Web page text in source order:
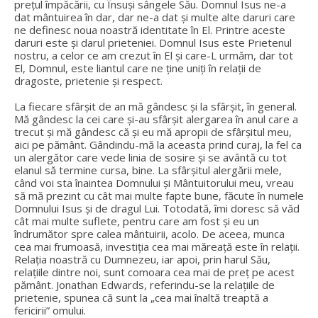
prețul împăcării, cu Însuși sângele Său. Domnul Isus ne-a
dat mântuirea în dar, dar ne-a dat și multe alte daruri care
ne definesc noua noastră identitate în El. Printre aceste
daruri este și darul prieteniei. Domnul Isus este Prietenul
nostru, a celor ce am crezut în El și care-L urmăm, dar tot
El, Domnul, este liantul care ne ține uniți în relații de
dragoste, prietenie și respect.
La fiecare sfârșit de an mă gândesc și la sfârșit, în general.
Mă gândesc la cei care și-au sfârșit alergarea în anul care a
trecut și mă gândesc că și eu mă apropii de sfârșitul meu,
aici pe pământ. Gândindu-mă la aceasta prind curaj, la fel ca
un alergător care vede linia de sosire și se avântă cu tot
elanul să termine cursa, bine. La sfârșitul alergării mele,
când voi sta înaintea Domnului și Mântuitorului meu, vreau
să mă prezint cu cât mai multe fapte bune, făcute în numele
Domnului Isus și de dragul Lui. Totodată, îmi doresc să văd
cât mai multe suflete, pentru care am fost și eu un
îndrumător spre calea mântuirii, acolo. De aceea, munca
cea mai frumoasă, investiția cea mai măreață este în relații.
Relația noastră cu Dumnezeu, iar apoi, prin harul Său,
relațiile dintre noi, sunt comoara cea mai de preț pe acest
pământ. Jonathan Edwards, referindu-se la relațiile de
prietenie, spunea că sunt la „cea mai înaltă treaptă a
fericirii” omului.